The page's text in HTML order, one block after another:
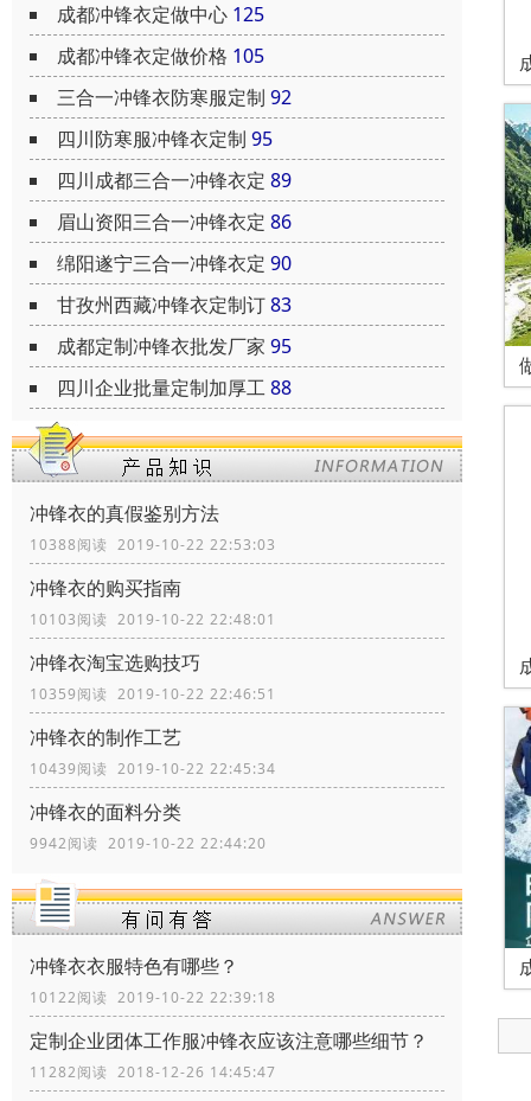
成都冲锋衣定做中心 125
成都冲锋衣定做价格 105
三合一冲锋衣防寒服定制 92
四川防寒服冲锋衣定制 95
四川成都三合一冲锋衣定 89
眉山资阳三合一冲锋衣定 86
绵阳遂宁三合一冲锋衣定 90
甘孜州西藏冲锋衣定制订83
成都定制冲锋衣批发厂家 95
四川企业批量定制加厚工88
冲锋衣的真假鉴别方法
10388阅读 2019-10-22 22:53:03
冲锋衣的购买指南
10103阅读 2019-10-22 22:48:01
冲锋衣淘宝选购技巧
10359阅读 2019-10-22 22:46:51
冲锋衣的制作工艺
10439阅读 2019-10-22 22:45:34
冲锋衣的面料分类
9942阅读 2019-10-22 22:44:20
冲锋衣衣服特色有哪些？
10122阅读 2019-10-22 22:39:18
定制企业团体工作服冲锋衣应该注意哪些细节？
11282阅读 2018-12-26 14:45:47